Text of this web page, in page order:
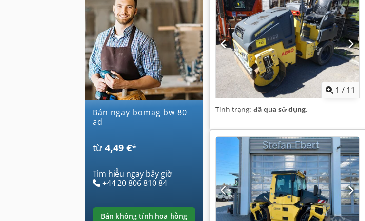
Bán ngay bomag bw 80
ad
từ4,49 €*
Tìm hiểu ngay bây giờ
+44 20 806 810 84
bán không tính hoa hồng
1 / 11
Tình trạng: đã qua sử dụng,